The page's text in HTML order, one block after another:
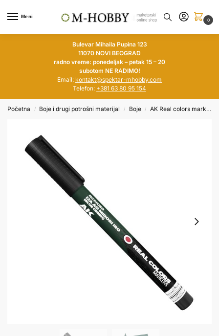
Meni
0
Bulevar Mihaila Pupina 123
11070 NOVI BEOGRAD
radno vreme: ponedeljak – petak 15 – 20
subotom NE RADIMO!
Email: kontakt@spektar-mhobby.com
Telefon: +381 63 80 95 154
Početna / Boje i drugi potrošni materijal / Boje / AK Real colors markers